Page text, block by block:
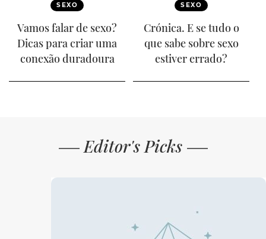
SEXO
Vamos falar de sexo?
Dicas para criar uma
conexão duradoura
SEXO
Crónica. E se tudo o
que sabe sobre sexo
estiver errado?
Editor's Picks